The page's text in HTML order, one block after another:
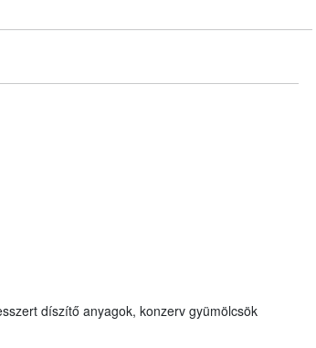
asztali édesítőszerek, csökkentett energiatartalmú italok, desszert díszítő anyagok, konzerv gyümölcsök